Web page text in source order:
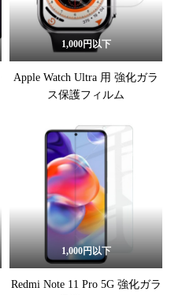
1,000円以下
Apple Watch Ultra 用 強化ガラ
ス保護フィルム
1,000円以下
Redmi Note 11 Pro 5G 強化ガラ